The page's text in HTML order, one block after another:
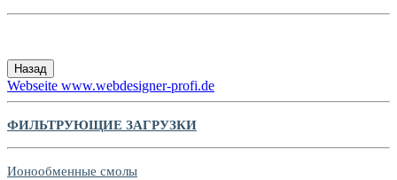
Webseite www.webdesigner-profi.de
ФИЛЬТРУЮЩИЕ ЗАГРУЗКИ
Ионообменные смолы